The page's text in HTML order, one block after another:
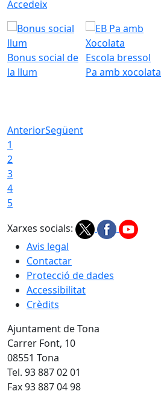
Accedeix
Bonus social de
la llum
Escola bressol
Pa amb xocolata
AnteriorSegüent
1
2
3
4
5
Xarxes socials:
Avis legal
Contactar
Protecció de dades
Accessibilitat
Crèdits
Ajuntament de Tona
Carrer Font, 10
08551 Tona
Tel. 93 887 02 01
Fax 93 887 04 98